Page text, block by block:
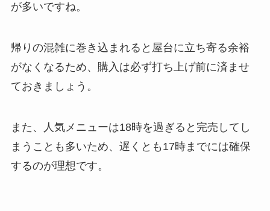
が多いですね。
帰りの混雑に巻き込まれると屋台に立ち寄る余裕
がなくなるため、購入は必ず打ち上げ前に済ませ
ておきましょう。
また、人気メニューは18時を過ぎると完売してし
まうことも多いため、遅くとも17時までには確保
するのが理想です。